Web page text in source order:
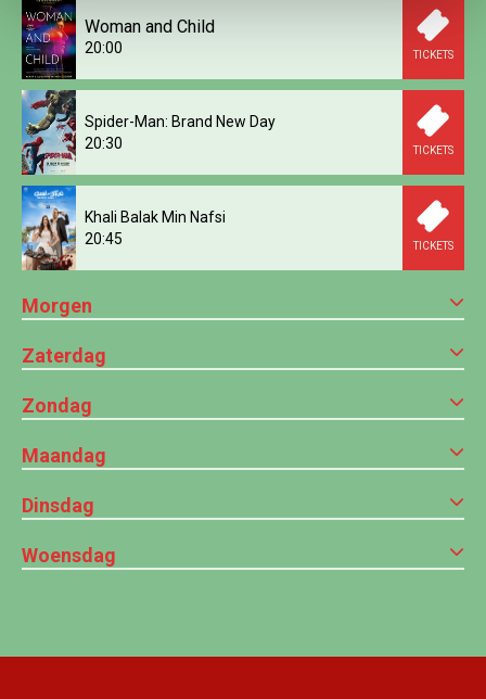
Woman and Child
20:00 TICKETS
Spider-Man: Brand New Day
20:30
TICKETS
Khali Balak Min Nafsi
20:45
TICKETS
Morgen
Zaterdag
Zondag
Maandag
Dinsdag
Woensdag